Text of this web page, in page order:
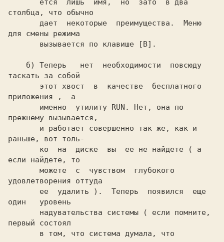
столбца, что обычно
для смены режима
таскать за собой
приложения ,  а
прежнему вызывается,
раньше, вот толь-
если найдете, то
удовлетворения оттуда
один   уровень
первый состоял